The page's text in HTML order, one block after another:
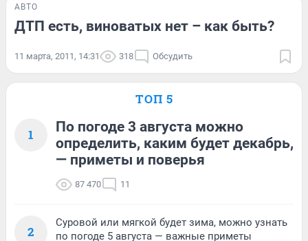
АВТО
ДТП есть, виноватых нет – как быть?
11 марта, 2011, 14:31 318 Обсудить
ТОП 5
1
По погоде 3 августа можно
определить, каким будет декабрь,
— приметы и поверья
87 470 11
2
Суровой или мягкой будет зима, можно узнать
по погоде 5 августа — важные приметы